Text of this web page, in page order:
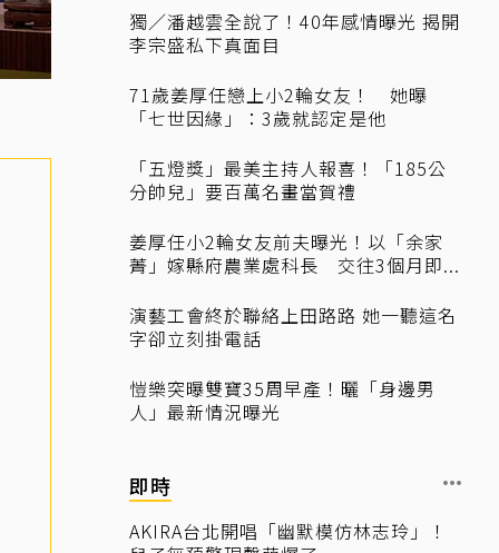
獨／潘越雲全說了！40年感情曝光 揭開
李宗盛私下真面目
71歲姜厚任戀上小2輪女友！ 她曝
「七世因緣」：3歲就認定是他
「五燈獎」最美主持人報喜！「185公
分帥兒」要百萬名畫當賀禮
姜厚任小2輪女友前夫曝光！以「余家
菁」嫁縣府農業處科長 交往3個月即...
演藝工會終於聯絡上田路路 她一聽這名
字卻立刻掛電話
愷樂突曝雙寶35周早產！曬「身邊男
人」最新情況曝光
即時
AKIRA台北開唱「幽默模仿林志玲」！